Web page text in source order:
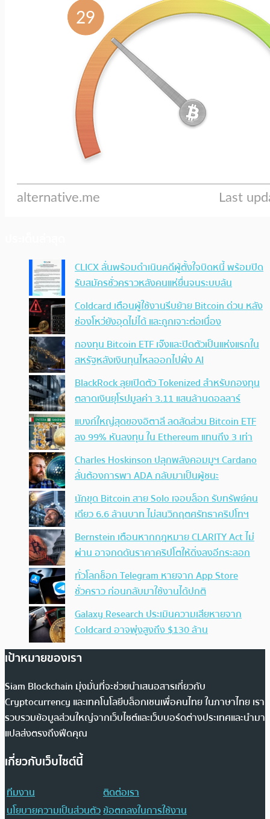
CLICX ลั่นพร้อมดำเนินคดีผู้ตั้งใจบิดหนี้ พร้อมปิด
รับสมัครชั่วคราวหลังคนแห่ยื่นจนระบบล้น
Coldcard เตือนผู้ใช้งานรีบย้าย Bitcoin ด่วน หลัง
ช่องโหว่ยังอุดไม่ได้ และถูกเจาะต่อเนื่อง
กองทุน Bitcoin ETF เจ๊งและปิดตัวเป็นแห่งแรกใน
สหรัฐหลังเงินทุนไหลออกไปฝั่ง AI
BlackRock ลุยเปิดตัว Tokenized สำหรับกองทุน
ตลาดเงินยุโรปมูลค่า 3.11 แสนล้านดอลลาร์
แบงก์ใหญ่สุดของอิตาลี ลดสัดส่วน Bitcoin ETF
ลง 99% หันลงทุน ใน Ethereum แทนถึง 3 เท่า
Charles Hoskinson ปลุกพลังคอมมูฯ Cardano
ลั่นต้องการพา ADA กลับมาเป็นผู้ชนะ
นักขุด Bitcoin สาย Solo เจอบล็อก รับทรัพย์คน
เดียว 6.6 ล้านบาท ไม่สนวิกฤตศรัทธาคริปโทฯ
Bernstein เตือนหากกฎหมาย CLARITY Act ไม่
ผ่าน อาจกดดันราคาคริปโตให้ดิ่งลงอีกระลอก
ทั่วโลกช็อก Telegram หายจาก App Store
ชั่วคราว ก่อนกลับมาใช้งานได้ปกติ
Galaxy Research ประเมินความเสียหายจาก
Coldcard อาจพุ่งสูงถึง $130 ล้าน
เป้าหมายของเรา
Siam Blockchain มุ่งมั่นที่จะช่วยนำเสนอสารเกี่ยวกับ
Cryptocurrency และเทคโนโลยีบล็อกเชนเพื่อคนไทย ในภาษาไทย เรา
รวบรวมข้อมูลส่วนใหญ่จากเว็บไซต์และเว็บบอร์ดต่างประเทศและนำมา
แปลส่งตรงถึงฟีดคุณ
เกี่ยวกับเว็บไซต์นี้
ทีมงาน
ติดต่อเรา
นโยบายความเป็นส่วนตัวข้อตกลงในการใช้งาน